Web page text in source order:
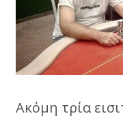
Ακόμη τρία